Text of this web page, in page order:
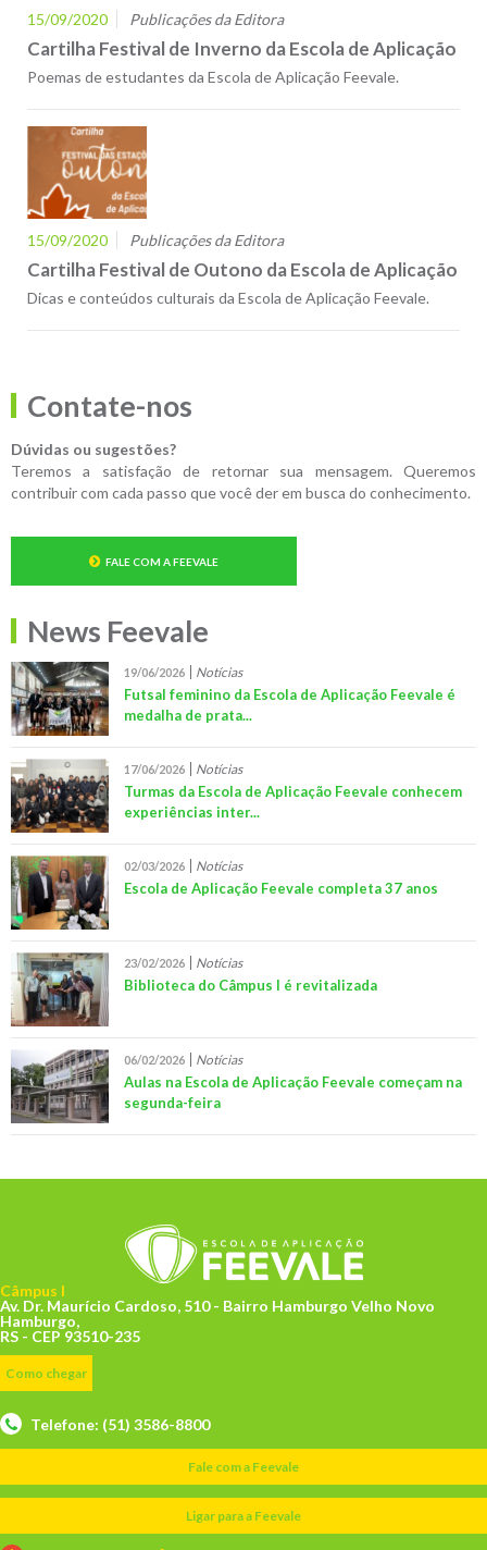
15/09/2020 Publicações da Editora
Cartilha Festival de Inverno da Escola de Aplicação
Poemas de estudantes da Escola de Aplicação Feevale.
15/09/2020 Publicações da Editora
Cartilha Festival de Outono da Escola de Aplicação
Dicas e conteúdos culturais da Escola de Aplicação Feevale.
Contate-nos
Dúvidas ou sugestões?
Teremos a satisfação de retornar sua mensagem. Queremos
contribuir com cada passo que você der em busca do conhecimento.
FALE COM A FEEVALE
News Feevale
19/06/2026 Notícias
Futsal feminino da Escola de Aplicação Feevale é
medalha de prata...
17/06/2026 Notícias
Turmas da Escola de Aplicação Feevale conhecem
experiências inter...
02/03/2026 Notícias
Escola de Aplicação Feevale completa 37 anos
23/02/2026 Notícias
Biblioteca do Câmpus I é revitalizada
06/02/2026 Notícias
Aulas na Escola de Aplicação Feevale começam na
segunda-feira
Câmpus I
Av. Dr. Maurício Cardoso, 510 - Bairro Hamburgo Velho Novo
Hamburgo,
RS - CEP 93510-235
Como chegar
Telefone: (51) 3586-8800
Fale com a Feevale
Ligar para a Feevale